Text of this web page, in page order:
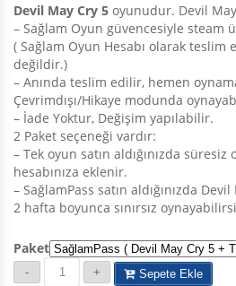
Devil May Cry 5 oyunudur. Devil
– Sağlam Oyun güvencesiyle steam
( Sağlam Oyun Hesabı olarak teslim
değildir.)
– Anında teslim edilir, hemen
Çevrimdışı/Hikaye modunda
– İade Yoktur, Değişim yapılabilir.
2 Paket seçeneği vardır:
– Tek oyun satın aldığınızda
hesabınıza eklenir.
– SağlamPass satın aldığınızda
2 hafta boyunca sınırsız
Paket
Sepete Ekle